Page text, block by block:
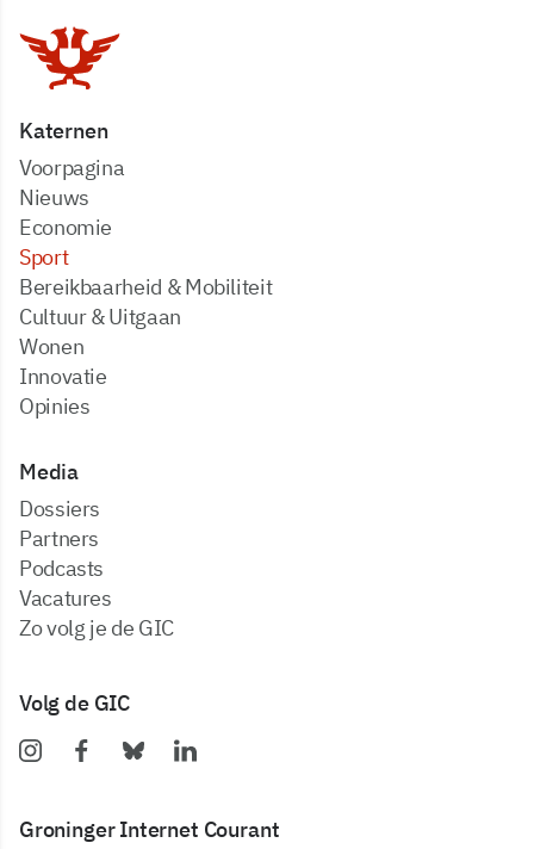
Katernen
Voorpagina
Nieuws
Economie
Sport
Bereikbaarheid & Mobiliteit
Cultuur & Uitgaan
Wonen
Innovatie
Opinies
Media
dossiers
partners
podcasts
vacatures
zo volg je de GIC
Volg de GIC
Groninger Internet Courant